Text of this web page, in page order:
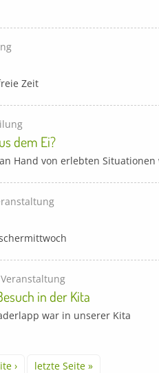
Zeit
dem Ei?
Hand von erlebten
Veranstaltung
in der Kita
war in unserer Kita
› letzte Seite »